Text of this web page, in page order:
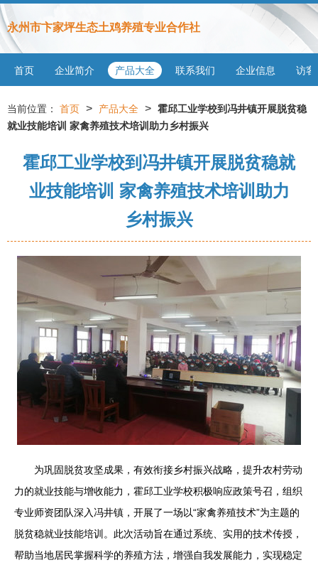
永州市卞家坪生态土鸡养殖专业合作社
首页 企业简介 产品大全 联系我们 企业信息 访客
当前位置： 首页 > 产品大全 > 霍邱工业学校到冯井镇开展脱贫稳
就业技能培训 家禽养殖技术培训助力乡村振兴
霍邱工业学校到冯井镇开展脱贫稳就
业技能培训 家禽养殖技术培训助力
乡村振兴
为巩固脱贫攻坚成果，有效衔接乡村振兴战略，提升农村劳动
力的就业技能与增收能力，霍邱工业学校积极响应政策号召，组织
专业师资团队深入冯井镇，开展了一场以“家禽养殖技术”为主题的
脱贫稳就业技能培训。此次活动旨在通过系统、实用的技术传授，
帮助当地居民掌握科学的养殖方法，增强自我发展能力，实现稳定